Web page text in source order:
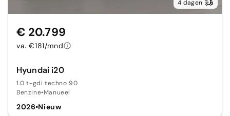
4 dagen
Hyundai i20
1.0 t-gdi techno 90
Benzine•Manueel
2026•Nieuw
€ 20.799
va. €181/mnd